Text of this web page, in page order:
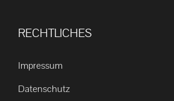
RECHTLICHES
Impressum
Datenschutz